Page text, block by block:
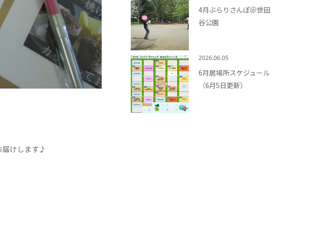
届けします♪
4月ぶらりさんぽ＠世田
谷公園
2026.06.05
6月居場所スケジュール
（6月5日更新）